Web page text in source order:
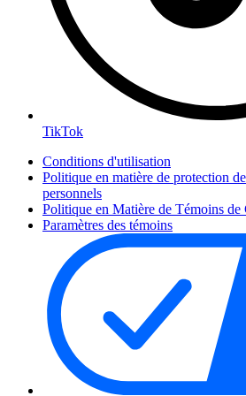
TikTok
Conditions d'utilisation
Politique en matière de protection
personnels
Politique en Matière de Témoins de
Paramètres des témoins